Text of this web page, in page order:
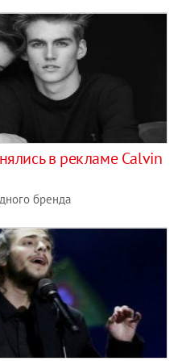
в рекламе Calvin
бренда